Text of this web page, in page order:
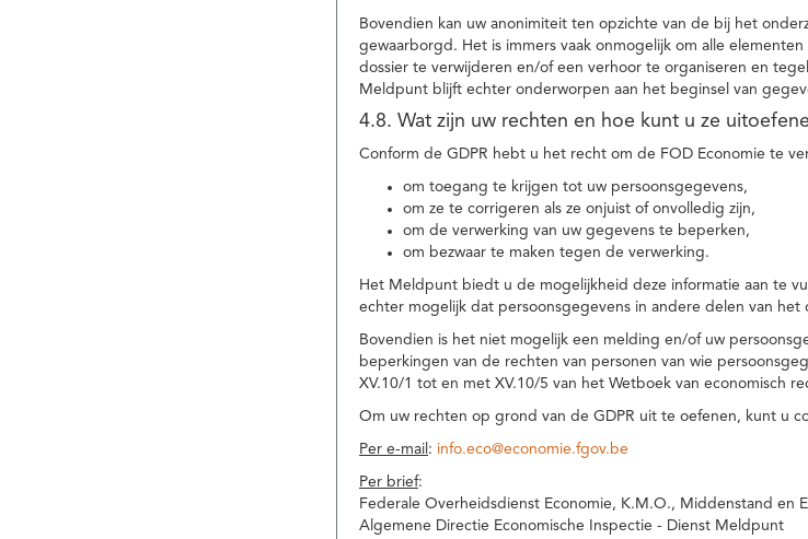
Bovendien kan uw anonimiteit ten opzichte van de bij het
gewaarborgd. Het is immers vaak onmogelijk om alle
dossier te verwijderen en/of een verhoor te organiseren en
Meldpunt blijft echter onderworpen aan het beginsel van
4.8. Wat zijn uw rechten en hoe kunt u ze
Conform de GDPR hebt u het recht om de FOD Economie te
om toegang te krijgen tot uw persoonsgegevens,
om ze te corrigeren als ze onjuist of onvolledig zijn,
om de verwerking van uw gegevens te beperken,
om bezwaar te maken tegen de verwerking.
Het Meldpunt biedt u de mogelijkheid deze informatie aan te
echter mogelijk dat persoonsgegevens in andere delen van
Bovendien is het niet mogelijk een melding en/of uw
beperkingen van de rechten van personen van wie
XV.10/1 tot en met XV.10/5 van het Wetboek van economisch
Om uw rechten op grond van de GDPR uit te oefenen, kunt u
Per e-mail : info.eco@economie.fgov.be
Per brief:
Federale Overheidsdienst Economie, K.M.O., Middenstand en
Algemene Directie Economische Inspectie - Dienst Meldpunt